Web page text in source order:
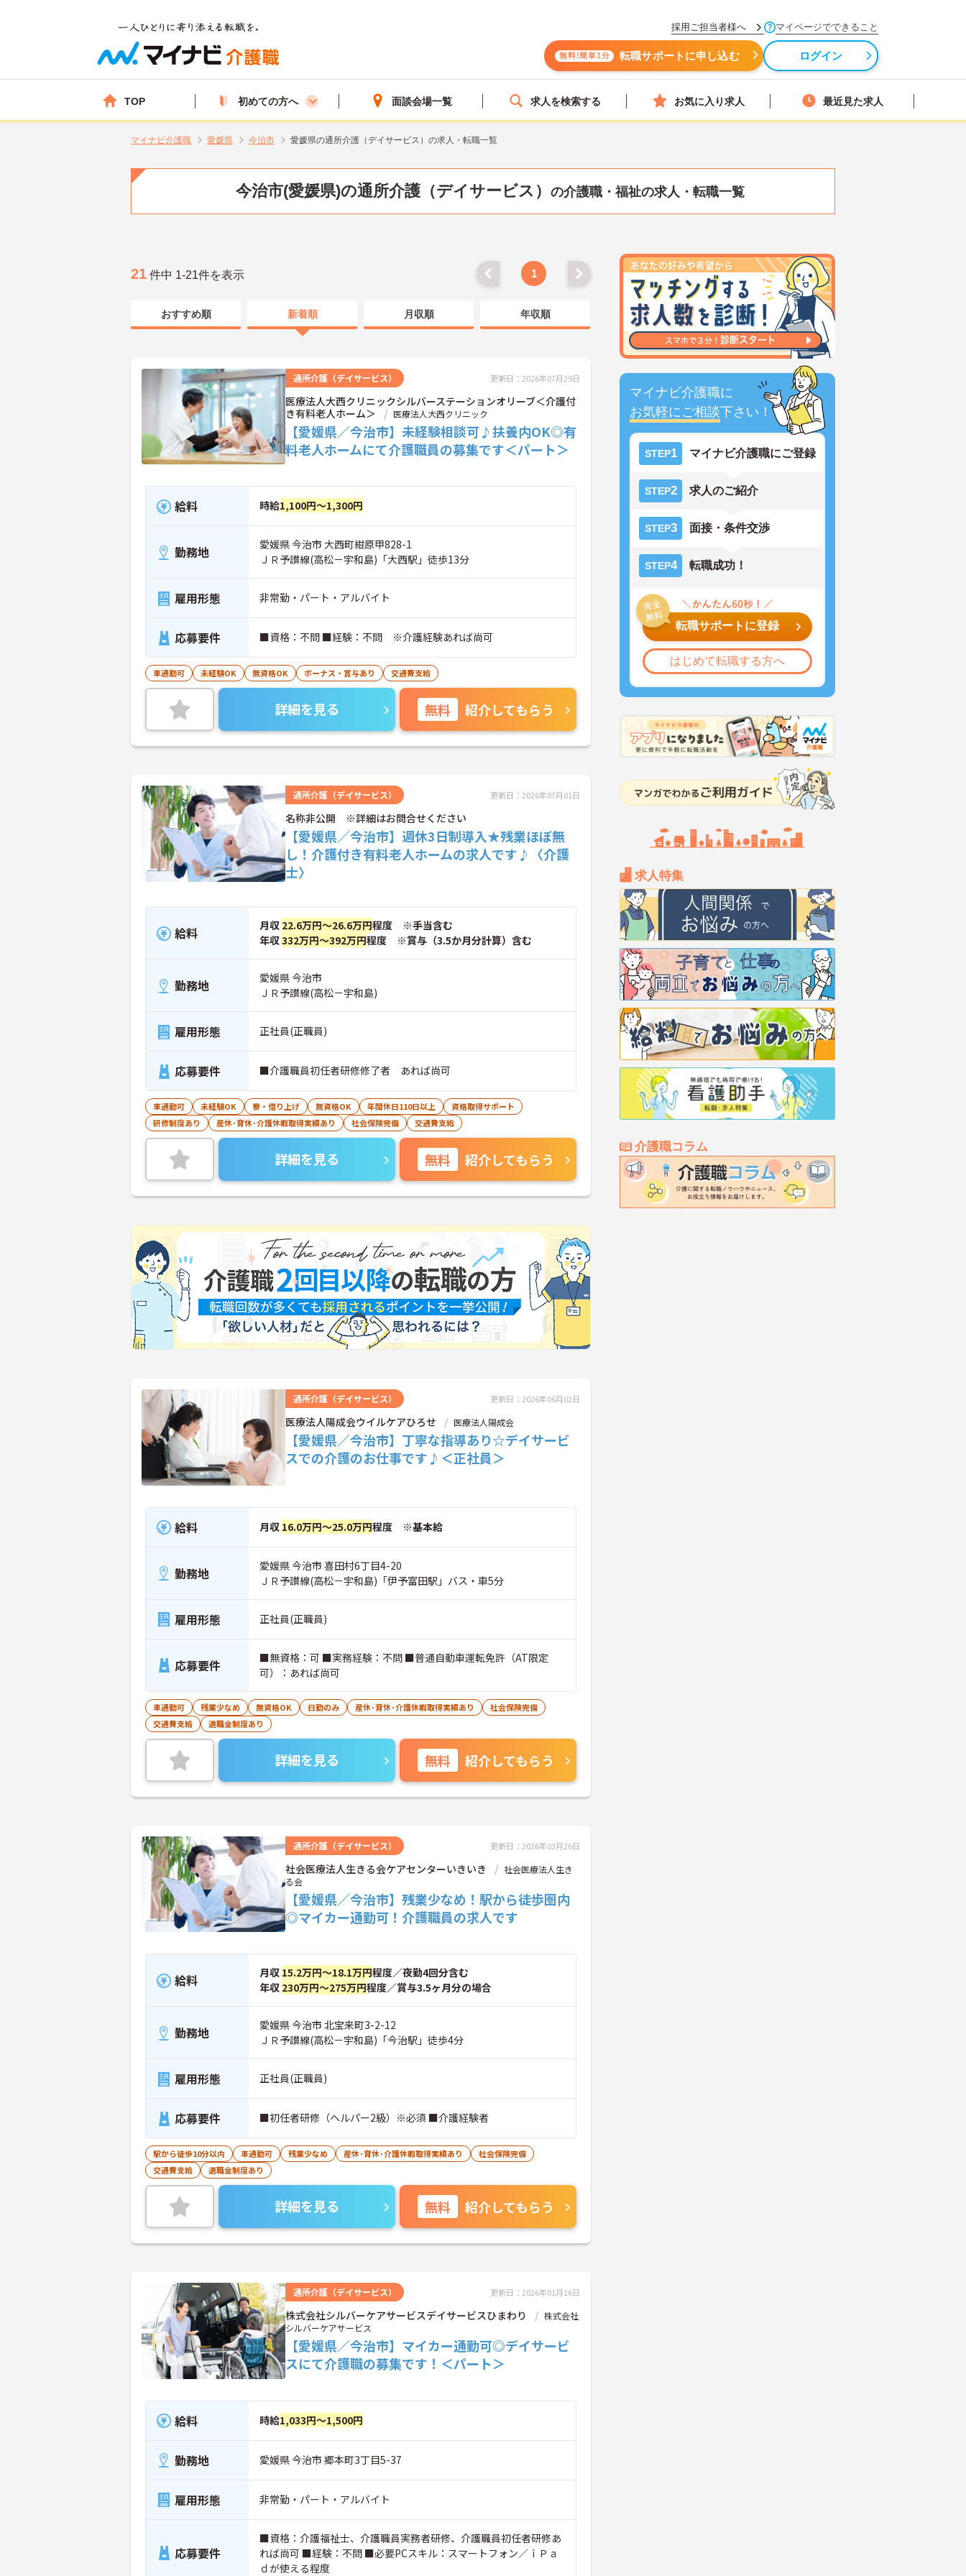
採用ご担当者様へ マイページでできること
無料!簡単1分 転職サポートに申し込む ログイン
TOP 初めての方へ 面談会場一覧 求人を検索する お気に入り求人 最近見た求人
マイナビ介護職 愛媛県 今治市 愛媛県の通所介護（デイサービス）の求人・転職一覧
今治市(愛媛県)の通所介護（デイサービス） の介護職・福祉の求人・転職一覧
マイナビ介護職に
お気軽にご相談下さい！
STEP1 マイナビ介護職にご登録
STEP2 求人のご紹介
STEP3 面接・条件交渉
STEP4 転職成功！
転職サポートに登録
はじめて転職する方へ
求人特集
介護職コラム
21 件中 1-21件を表示 1
おすすめ順 新着順 月収順 年収順
通所介護（デイサービス） 更新日：2026年07月29日
医療法人大西クリニックシルバーステーションオリーブ＜介護付
き有料老人ホーム＞
医療法人大西クリニック
【愛媛県／今治市】未経験相談可♪扶養内OK◎有
料老人ホームにて介護職員の募集です＜パート＞
給料 時給1,100円～1,300円
勤務地
愛媛県 今治市 大西町紺原甲828-1
ＪＲ予讃線(高松－宇和島)「大西駅」徒歩13分
雇用形態 非常勤・パート・アルバイト
応募要件 ■資格：不問 ■経験：不問 ※介護経験あれば尚可
車通勤可 未経験OK 無資格OK ボーナス・賞与あり 交通費支給
詳細を見る 無料 紹介してもらう
通所介護（デイサービス） 更新日：2026年07月01日
名称非公開 ※詳細はお問合せください
【愛媛県／今治市】週休3日制導入★残業ほぼ無
し！介護付き有料老人ホームの求人です♪〈介護
士〉
給料 月収 22.6万円～26.6万円程度 ※手当含む
年収332万円～392万円程度 ※賞与（3.5か月分計算）含む
勤務地
愛媛県 今治市
ＪＲ予讃線(高松－宇和島)
雇用形態 正社員(正職員)
応募要件 ■介護職員初任者研修修了者 あれば尚可
車通勤可 未経験OK 寮・借り上げ 無資格OK 年間休日110日以上
資格取得サポート
研修制度あり
産休･育休･介護休暇取得実績あり 社会保険完備 交通費支給
詳細を見る 無料 紹介してもらう
通所介護（デイサービス） 更新日：2026年06月02日
医療法人陽成会ウイルケアひろせ 医療法人陽成会
【愛媛県／今治市】丁寧な指導あり☆デイサービ
スでの介護のお仕事です♪＜正社員＞
給料 月収 16.0万円～25.0万円程度 ※基本給
勤務地
愛媛県 今治市 喜田村6丁目4-20
ＪＲ予讃線(高松－宇和島)「伊予富田駅」バス・車5分
雇用形態 正社員(正職員)
応募要件
■無資格：可 ■実務経験：不問 ■普通自動車運転免許（AT限定
可）：あれば尚可
車通勤可 残業少なめ 無資格OK 日勤のみ 産休･育休･介護休暇取得実績あり
社会保険完備
交通費支給
退職金制度あり
詳細を見る 無料 紹介してもらう
通所介護（デイサービス） 更新日：2026年03月26日
社会医療法人生きる会ケアセンターいきいき
社会医療法人生き
る会
【愛媛県／今治市】残業少なめ！駅から徒歩圏内
◎マイカー通勤可！介護職員の求人です
給料 月収 15.2万円～18.1万円程度／夜勤4回分含む
年収 230万円～275万円程度／賞与3.5ヶ月分の場合
勤務地
愛媛県 今治市 北宝来町3-2-12
ＪＲ予讃線(高松－宇和島)「今治駅」徒歩4分
雇用形態 正社員(正職員)
応募要件 ■初任者研修（ヘルパー2級）※必須 ■介護経験者
駅から徒歩10分以内 車通勤可 残業少なめ 産休･育休･介護休暇取得実績あり
社会保険完備
交通費支給
退職金制度あり
詳細を見る 無料 紹介してもらう
通所介護（デイサービス） 更新日：2026年01月16日
株式会社シルバーケアサービスデイサービスひまわり
株式会社
シルバーケアサービス
【愛媛県／今治市】マイカー通勤可◎デイサービ
スにて介護職の募集です！＜パート＞
給料 時給1,033円～1,500円
勤務地 愛媛県 今治市 郷本町3丁目5-37
雇用形態 非常勤・パート・アルバイト
応募要件
■資格：介護福祉士、介護職員実務者研修、介護職員初任者研修あ
れば尚可 ■経験：不問 ■必要PCスキル：スマートフォン／ｉＰａ
ｄが使える程度